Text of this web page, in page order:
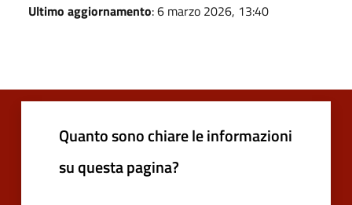
Ultimo aggiornamento: 6 marzo 2026, 13:40
Quanto sono chiare le informazioni
su questa pagina?